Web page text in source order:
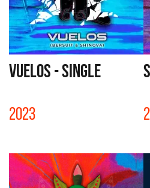
VUELOS - SINGLE
2023